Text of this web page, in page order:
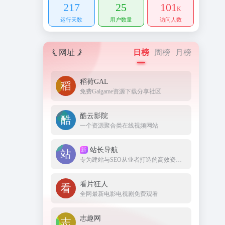
217
运行天数
25
用户数量
101K
访问人数
网址 日榜 周榜 月榜
稻荷GAL
免费Galgame资源下载分享社区
酷云影院
一个资源聚合类在线视频网站
新 站长导航
看片狂人
全网最新电影电视剧免费观看
志趣网